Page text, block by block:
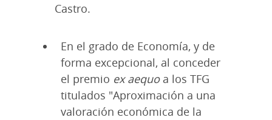
Castro.
En el grado de Economía, y de
forma excepcional, al conceder
el premio ex aequoa los TFG
titulados "Aproximación a una
valoración económica de la